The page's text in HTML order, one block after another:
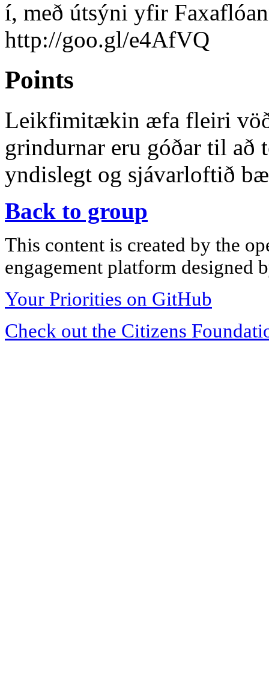
í, með útsýni yfir
http://goo.gl/e4AfVQ
Points
Leikfimitækin æfa fleiri
grindurnar eru góðar til að
yndislegt og sjávarloftið
Back to group
This content is created by the
engagement platform designed
Your Priorities on GitHub
Check out the Citizens